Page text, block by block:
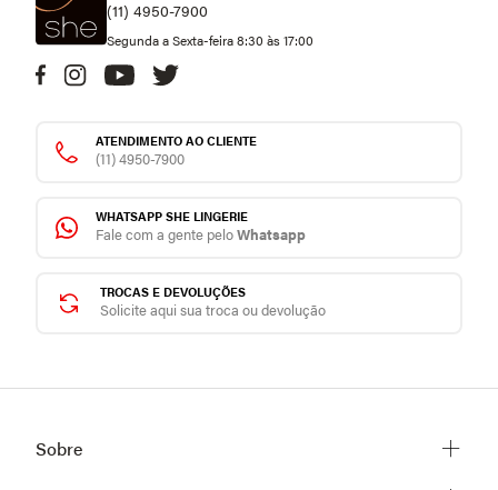
(11) 4950-7900
Segunda a Sexta-feira 8:30 às 17:00
ATENDIMENTO AO CLIENTE
(11) 4950-7900
WHATSAPP SHE LINGERIE
Fale com a gente peloWhatsapp
TROCAS E DEVOLUÇÕES
Solicite aqui sua troca ou devolução
Sobre